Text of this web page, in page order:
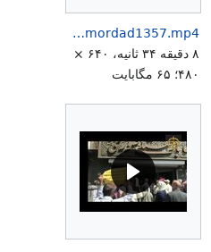
CinemaRexArsonAbadan28Amordad1357.mp4
۸ دقیقه ۳۴ ثانیه، ۶۴۰ ×
۴۸۰؛ ۶۵ مگابایت